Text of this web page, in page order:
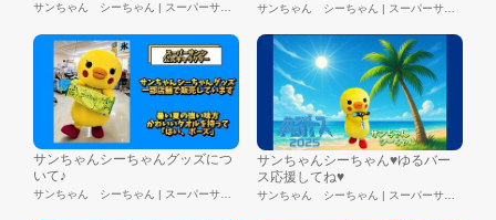
サンちゃん シーちゃん | スーパーサンシ株式会社 サンちゃん シーちゃん | スーパーサンシ株式会社
サンちゃんシーちゃんグッズにつ
いて♪
サンちゃんシーちゃん♥ゆるバー
ス応援してね♥